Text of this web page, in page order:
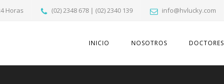
Horas (02) 2348 678 | (02) 2340 139 info@hvlucky.com
INICIO NOSOTROS DOCTORES